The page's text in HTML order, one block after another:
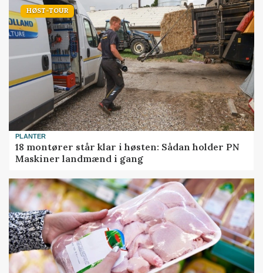
HØST-TOUR
PLANTER
18 montører står klar i høsten: Sådan holder PN
Maskiner landmænd i gang